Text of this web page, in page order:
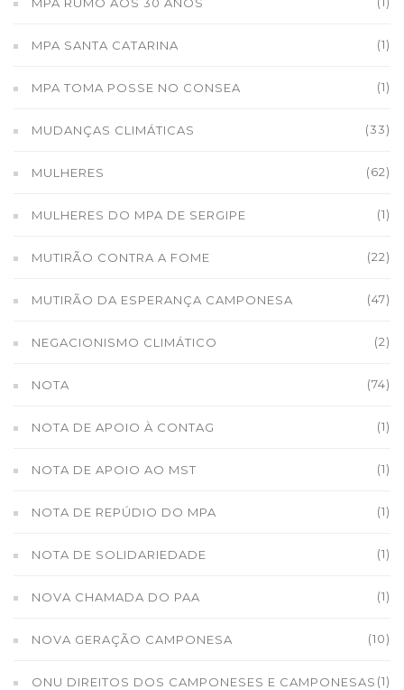
MPA SANTA CATARINA (1)
MPA TOMA POSSE NO CONSEA (1)
MUDANÇAS CLIMÁTICAS (33)
MULHERES (62)
MULHERES DO MPA DE SERGIPE (1)
MUTIRÃO CONTRA A FOME (22)
MUTIRÃO DA ESPERANÇA CAMPONESA (47)
NEGACIONISMO CLIMÁTICO (2)
NOTA (74)
NOTA DE APOIO À CONTAG (1)
NOTA DE APOIO AO MST (1)
NOTA DE REPÚDIO DO MPA (1)
NOTA DE SOLIDARIEDADE (1)
NOVA CHAMADA DO PAA (1)
NOVA GERAÇÃO CAMPONESA (10)
ONU DIREITOS DOS CAMPONESES E CAMPONESAS (1)